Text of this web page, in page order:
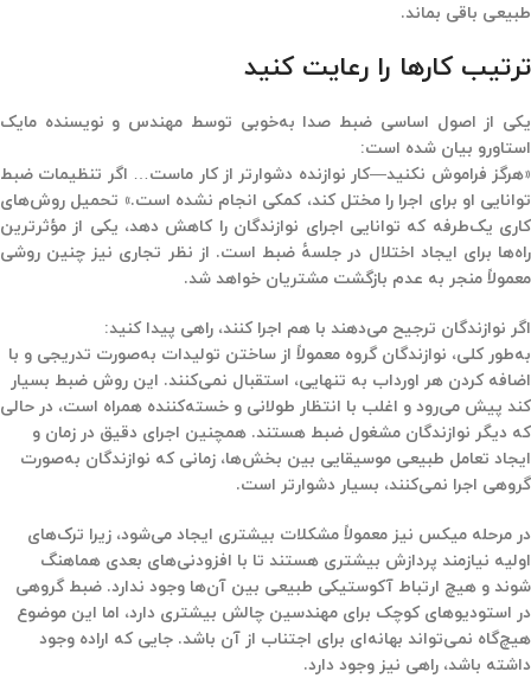
طبیعی باقی بماند.
ترتیب کارها را رعایت کنید
یکی از اصول اساسی ضبط صدا به‌خوبی توسط مهندس و نویسنده مایک
استاورو بیان شده است:
«هرگز فراموش نکنید—کار نوازنده دشوارتر از کار ماست… اگر تنظیمات ضبط
توانایی او برای اجرا را مختل کند، کمکی انجام نشده است.» تحمیل روش‌های
کاری یک‌طرفه که توانایی اجرای نوازندگان را کاهش دهد، یکی از مؤثرترین
راه‌ها برای ایجاد اختلال در جلسهٔ ضبط است. از نظر تجاری نیز چنین روشی
معمولاً منجر به عدم بازگشت مشتریان خواهد شد.
اگر نوازندگان ترجیح می‌دهند با هم اجرا کنند، راهی پیدا کنید:
به‌طور کلی، نوازندگان گروه معمولاً از ساختن تولیدات به‌صورت تدریجی و با
اضافه کردن هر اورداب به تنهایی، استقبال نمی‌کنند. این روش ضبط بسیار
کند پیش می‌رود و اغلب با انتظار طولانی و خسته‌کننده همراه است، در حالی
که دیگر نوازندگان مشغول ضبط هستند. همچنین اجرای دقیق در زمان و
ایجاد تعامل طبیعی موسیقایی بین بخش‌ها، زمانی که نوازندگان به‌صورت
گروهی اجرا نمی‌کنند، بسیار دشوارتر است.
در مرحله میکس نیز معمولاً مشکلات بیشتری ایجاد می‌شود، زیرا ترک‌های
اولیه نیازمند پردازش بیشتری هستند تا با افزودنی‌های بعدی هماهنگ
شوند و هیچ ارتباط آکوستیکی طبیعی بین آن‌ها وجود ندارد. ضبط گروهی
در استودیوهای کوچک برای مهندسین چالش بیشتری دارد، اما این موضوع
هیچ‌گاه نمی‌تواند بهانه‌ای برای اجتناب از آن باشد. جایی که اراده وجود
داشته باشد، راهی نیز وجود دارد.